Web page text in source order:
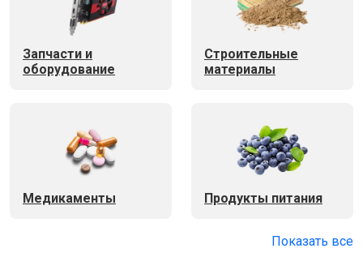
Запчасти и
оборудование
Строительные
материалы
Медикаменты Продукты питания
Показать все